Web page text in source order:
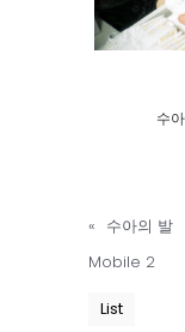
수
« 수아의 발
Mobile 2
List